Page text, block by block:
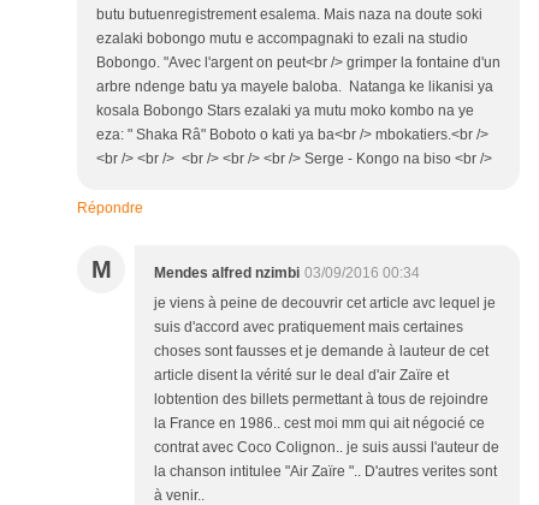
butu butuenregistrement esalema. Mais naza na doute soki
ezalaki bobongo mutu e accompagnaki to ezali na studio
Bobongo. "Avec l'argent on peut<br /> grimper la fontaine d'un
arbre ndenge batu ya mayele baloba. Natanga ke likanisi ya
kosala Bobongo Stars ezalaki ya mutu moko kombo na ye
eza: " Shaka Râ" Boboto o kati ya ba<br /> mbokatiers.<br />
<br /> <br /> <br /> <br /> <br /> Serge - Kongo na biso <br />
Répondre
M Mendes alfred nzimbi 03/09/2016 00:34
je viens à peine de decouvrir cet article avc lequel je
suis d'accord avec pratiquement mais certaines
choses sont fausses et je demande à lauteur de cet
article disent la vérité sur le deal d'air Zaïre et
lobtention des billets permettant à tous de rejoindre
la France en 1986.. cest moi mm qui ait négocié ce
contrat avec Coco Colignon.. je suis aussi l'auteur de
la chanson intitulee "Air Zaïre ".. D'autres verites sont
à venir..